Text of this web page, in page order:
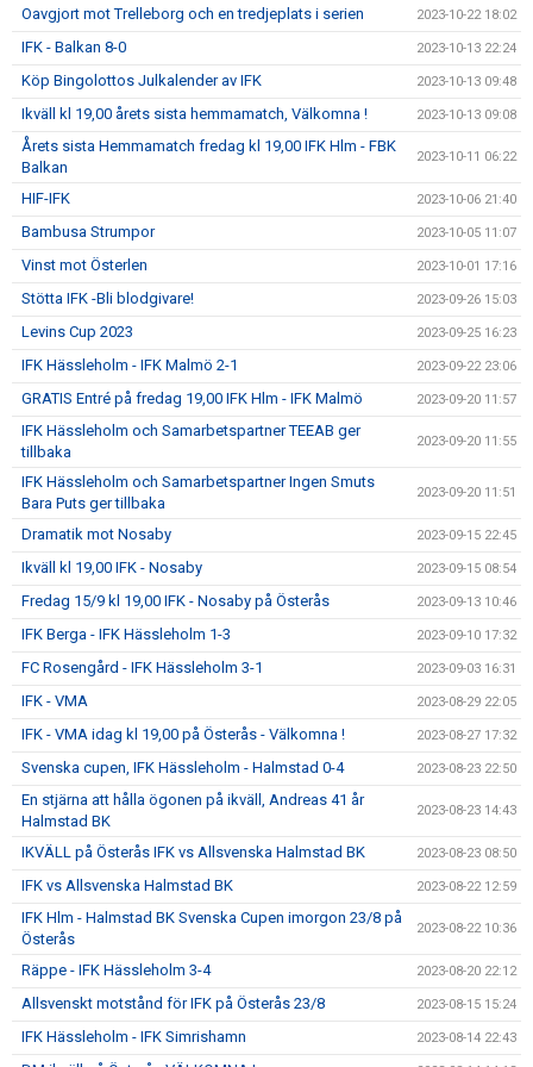
Oavgjort mot Trelleborg och en tredjeplats i serien 2023-10-22 18:02
IFK - Balkan 8-0 2023-10-13 22:24
Köp Bingolottos Julkalender av IFK 2023-10-13 09:48
Ikväll kl 19,00 årets sista hemmamatch, Välkomna ! 2023-10-13 09:08
Årets sista Hemmamatch fredag kl 19,00 IFK Hlm - FBK
Balkan
2023-10-11 06:22
HIF-IFK 2023-10-06 21:40
Bambusa Strumpor 2023-10-05 11:07
Vinst mot Österlen 2023-10-01 17:16
Stötta IFK -Bli blodgivare! 2023-09-26 15:03
Levins Cup 2023 2023-09-25 16:23
IFK Hässleholm - IFK Malmö 2-1 2023-09-22 23:06
GRATIS Entré på fredag 19,00 IFK Hlm - IFK Malmö 2023-09-20 11:57
IFK Hässleholm och Samarbetspartner TEEAB ger
tillbaka
2023-09-20 11:55
IFK Hässleholm och Samarbetspartner Ingen Smuts
Bara Puts ger tillbaka
2023-09-20 11:51
Dramatik mot Nosaby 2023-09-15 22:45
Ikväll kl 19,00 IFK - Nosaby 2023-09-15 08:54
Fredag 15/9 kl 19,00 IFK - Nosaby på Österås 2023-09-13 10:46
IFK Berga - IFK Hässleholm 1-3 2023-09-10 17:32
FC Rosengård - IFK Hässleholm 3-1 2023-09-03 16:31
IFK - VMA 2023-08-29 22:05
IFK - VMA idag kl 19,00 på Österås - Välkomna ! 2023-08-27 17:32
Svenska cupen, IFK Hässleholm - Halmstad 0-4 2023-08-23 22:50
En stjärna att hålla ögonen på ikväll, Andreas 41 år
Halmstad BK
2023-08-23 14:43
IKVÄLL på Österås IFK vs Allsvenska Halmstad BK 2023-08-23 08:50
IFK vs Allsvenska Halmstad BK 2023-08-22 12:59
IFK Hlm - Halmstad BK Svenska Cupen imorgon 23/8 på
Österås
2023-08-22 10:36
Räppe - IFK Hässleholm 3-4 2023-08-20 22:12
Allsvenskt motstånd för IFK på Österås 23/8 2023-08-15 15:24
IFK Hässleholm - IFK Simrishamn 2023-08-14 22:43